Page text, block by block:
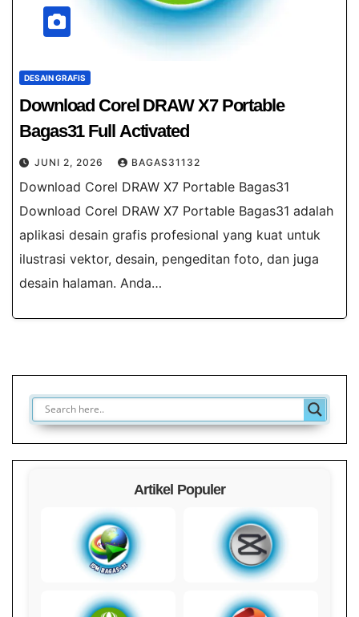
DESAIN GRAFIS
Download Corel DRAW X7 Portable
Bagas31 Full Activated
JUNI 2, 2026 BAGAS31132
Download Corel DRAW X7 Portable Bagas31
Download Corel DRAW X7 Portable Bagas31 adalah
aplikasi desain grafis profesional yang kuat untuk
ilustrasi vektor, desain, pengeditan foto, dan juga
desain halaman. Anda…
Artikel Populer